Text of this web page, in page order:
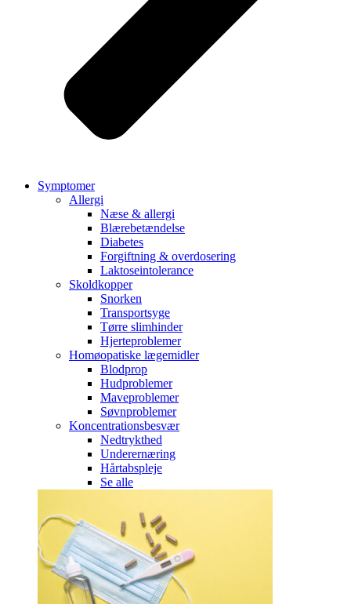
Symptomer
Allergi
Næse & allergi
Blærebetændelse
Diabetes
Forgiftning & overdosering
Laktoseintolerance
Skoldkopper
Snorken
Transportsyge
Tørre slimhinder
Hjerteproblemer
Homøopatiske lægemidler
Blodprop
Hudproblemer
Maveproblemer
Søvnproblemer
Koncentrationsbesvær
Nedtrykthed
Underernæring
Hårtabspleje
Se alle